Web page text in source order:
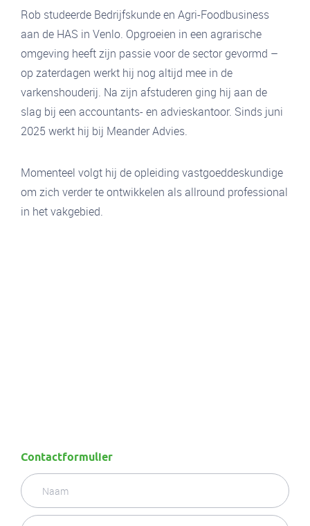
Rob studeerde Bedrijfskunde en Agri-Foodbusiness
aan de HAS in Venlo. Opgroeien in een agrarische
omgeving heeft zijn passie voor de sector gevormd –
op zaterdagen werkt hij nog altijd mee in de
varkenshouderij. Na zijn afstuderen ging hij aan de
slag bij een accountants- en advieskantoor. Sinds juni
2025 werkt hij bij Meander Advies.
Momenteel volgt hij de opleiding vastgoeddeskundige
om zich verder te ontwikkelen als allround professional
in het vakgebied.
Contactformulier